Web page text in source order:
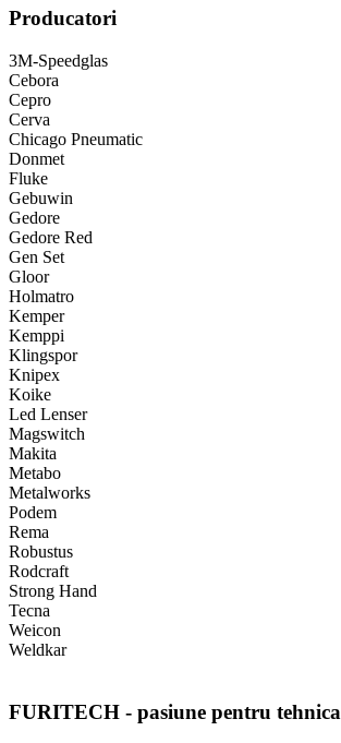
Producatori
3M-Speedglas
Cebora
Cepro
Cerva
Chicago Pneumatic
Donmet
Fluke
Gebuwin
Gedore
Gedore Red
Gen Set
Gloor
Holmatro
Kemper
Kemppi
Klingspor
Knipex
Koike
Led Lenser
Magswitch
Makita
Metabo
Metalworks
Podem
Rema
Robustus
Rodcraft
Strong Hand
Tecna
Weicon
Weldkar
FURITECH - pasiune pentru tehnica